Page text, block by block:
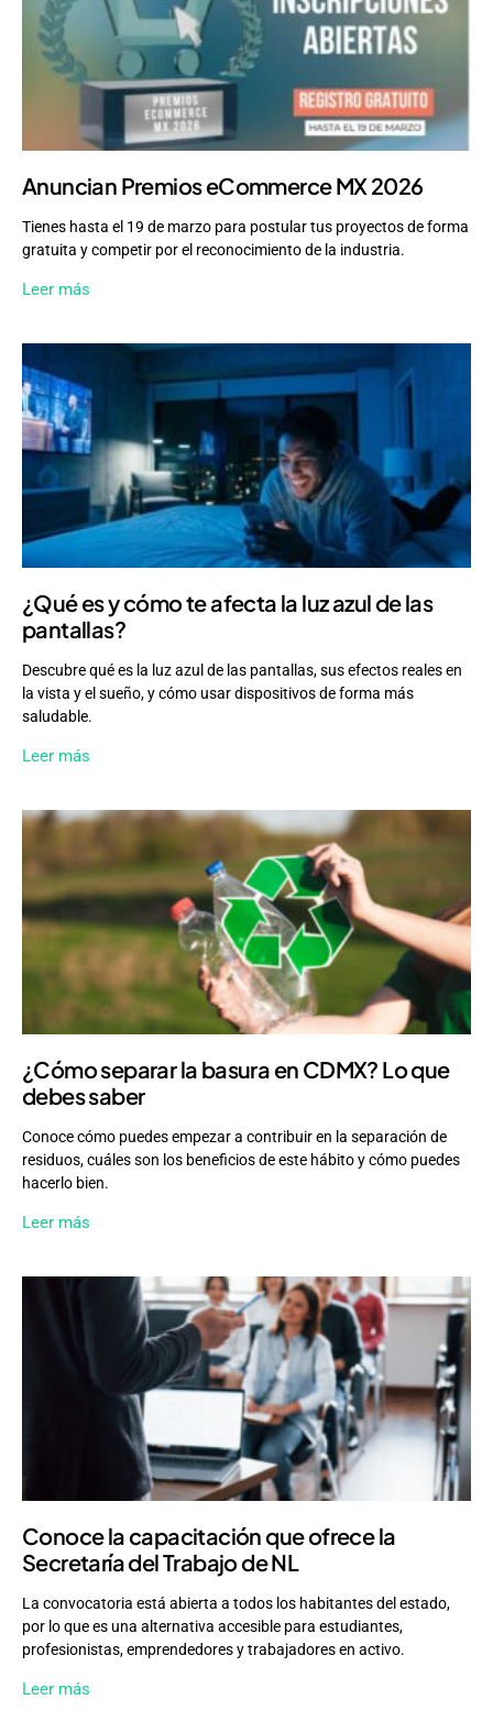
Anuncian Premios eCommerce MX 2026
Tienes hasta el 19 de marzo para postular tus proyectos de forma
gratuita y competir por el reconocimiento de la industria.
Leer más
¿Qué es y cómo te afecta la luz azul de las
pantallas?
Descubre qué es la luz azul de las pantallas, sus efectos reales en
la vista y el sueño, y cómo usar dispositivos de forma más
saludable.
Leer más
¿Cómo separar la basura en CDMX? Lo que
debes saber
Conoce cómo puedes empezar a contribuir en la separación de
residuos, cuáles son los beneficios de este hábito y cómo puedes
hacerlo bien.
Leer más
Conoce la capacitación que ofrece la
Secretaría del Trabajo de NL
La convocatoria está abierta a todos los habitantes del estado,
por lo que es una alternativa accesible para estudiantes,
profesionistas, emprendedores y trabajadores en activo.
Leer más